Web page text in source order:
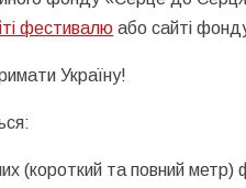
фестивалю або сайті
Україну!
(короткий та повний метр)